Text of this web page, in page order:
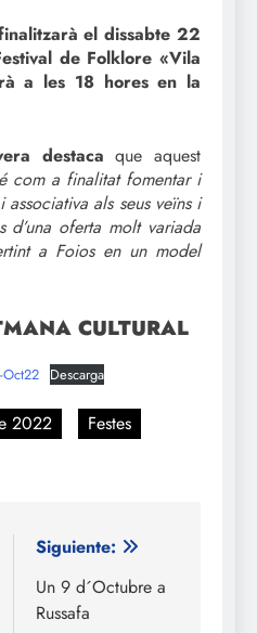
el dissabte 22
de Folklore «Vila
a les 18 hores en la
destaca que aquest
com a finalitat fomentar i
als seus veïns i
d’una oferta molt variada
a Foios en un model
CULTURAL
Oct22 Descarga
2022
Festes
Siguiente:
Un 9 d´Octubre a
Russafa